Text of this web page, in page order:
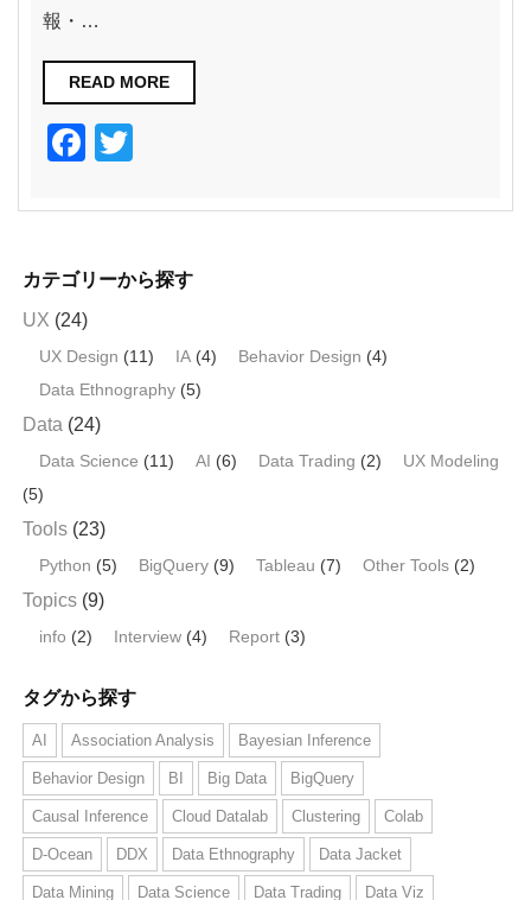
報・…
READ MORE
F
c
b
o
o
k
tt
カテゴリーから探す
UX (24)
UX Design (11) IA (4) Behavior Design (4)
Data Ethnography (5)
Data (24)
Data Science (11) AI (6) Data Trading (2)
UX Modeling
(5)
Tools (23)
Python (5) BigQuery (9) Tableau (7) Other Tools (2)
Topics (9)
info (2) Interview (4) Report (3)
タグから探す
AI Association Analysis Bayesian Inference
Behavior Design BI Big Data BigQuery
Causal Inference Cloud Datalab Clustering Colab
D-Ocean DDX Data Ethnography Data Jacket
Data Mining Data Science Data Trading Data Viz